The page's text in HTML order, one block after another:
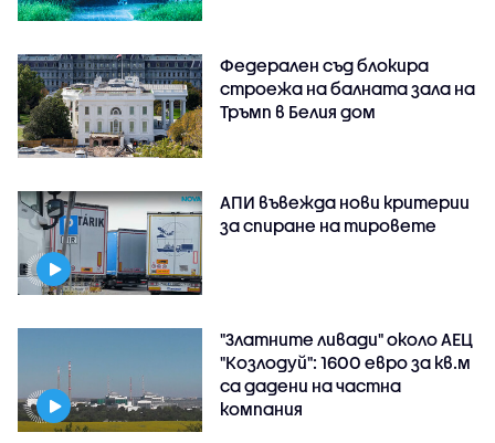
Федерален съд блокира
строежа на балната зала на
Тръмп в Белия дом
АПИ въвежда нови критерии
за спиране на тировете
"Златните ливади" около АЕЦ
"Козлодуй": 1600 евро за кв.м
са дадени на частна
компания